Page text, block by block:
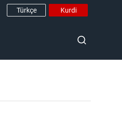
Türkçe Kurdi